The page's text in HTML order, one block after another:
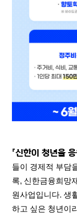
『신한이 청년을 응
들이 경제적 부담
록, 신한금융희망
원사업입니다. 생
하고 싶은 청년이